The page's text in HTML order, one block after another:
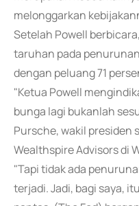
melonggarkan
Setelah Powell
taruhan pada
dengan peluang 71
"Ketua Powell
bunga lagi bukanlah
Pursche, wakil presiden
Wealthspire Advisors di
"Tapi tidak ada
terjadi. Jadi, bagi saya,